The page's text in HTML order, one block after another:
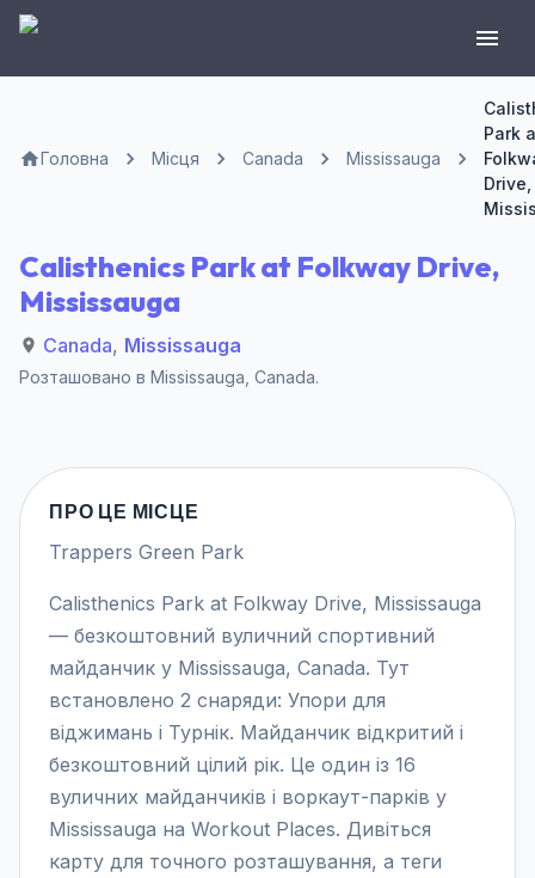
Головна Місця Canada Mississauga
Park
Drive,
Calisthenics Park at Folkway Drive,
Mississauga
Canada, Mississauga
Розташовано в Mississauga Canada.
ПРО ЦЕ МІСЦЕ
Trappers Green Park
Calisthenics Park at Folkway Drive, Mississauga
— безкоштовний вуличний спортивний
майданчик у Mississauga, Canada. Тут
встановлено 2 снаряди: Упори для
віджимань і Турнік. Майданчик відкритий і
безкоштовний цілий рік. Це один із 16
вуличних майданчиків і воркаут-парків у
Mississauga на Workout Places. Дивіться
карту для точного розташування, а теги